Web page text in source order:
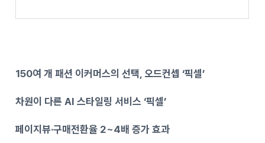
150여 개 패션 이커머스의 선택, 오드컨셉 ‘픽셀’
차원이 다른 AI 스타일링 서비스 ‘픽셀’
페이지뷰·구매전환율 2~4배 증가 효과